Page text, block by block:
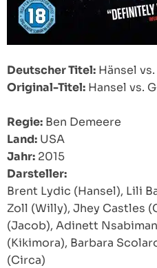
Deutscher Titel: Hänsel
Original-Titel: Hansel vs.
Regie: Ben Demeere
Land: USA
Jahr: 2015
Darsteller:
Brent Lydic (Hansel), Lili
Zoll (Willy), Jhey Castles
(Jacob), Adinett
(Kikimora), Barbara
(Circa)